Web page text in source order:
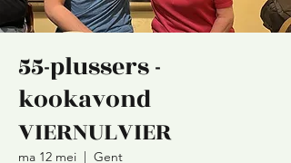
55-plussers -
kookavond
VIERNULVIER
ma 12 mei
  |
Gent